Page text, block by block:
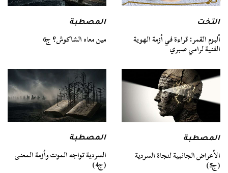
التخت
ألبوم القمر: قراءة في أزمة الهوية
الفنية لرامي صبري
المصطبة
مين معاه الشاكوش؟ ج6
المصطبة
الأعراض الجانبية لنجاة السردية
(ج5)
المصطبة
السردية تواجه الموت وأزمة المعنى
(ج4)